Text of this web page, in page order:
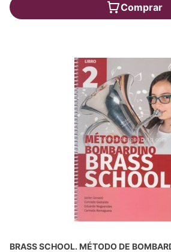
Comprar
BRASS SCHOOL. MÉTODO DE